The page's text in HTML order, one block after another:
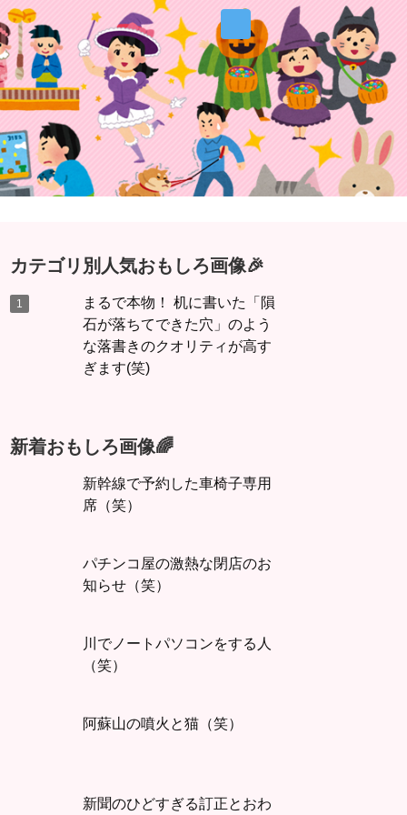
カテゴリ別人気おもしろ画像🎉
まるで本物！ 机に書いた「隕
石が落ちてできた穴」のよう
な落書きのクオリティが高す
ぎます(笑)
新着おもしろ画像🌈
新幹線で予約した車椅子専用
席（笑）
パチンコ屋の激熱な閉店のお
知らせ（笑）
川でノートパソコンをする人
（笑）
阿蘇山の噴火と猫（笑）
新聞のひどすぎる訂正とおわ